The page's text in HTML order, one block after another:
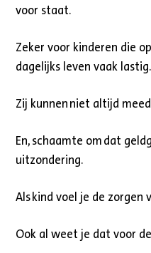
voor staat.
Zeker voor kinderen die
dagelijks leven vaak lastig.
Zij kunnen niet altijd
En, schaamte om dat
uitzondering.
Als kind voel je de zorgen
Ook al weet je dat voor